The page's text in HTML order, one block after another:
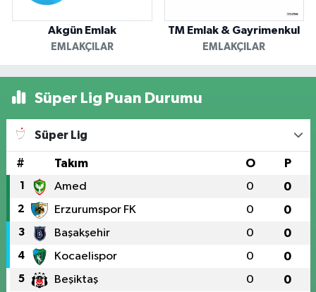
Akgün Emlak
EMLAKÇILAR
TM Emlak & Gayrimenkul
EMLAKÇILAR
Süper Lig Puan Durumu
Süper Lig
# Takım O P
1 Amed 0 0
2 Erzurumspor FK 0 0
3 Başakşehir 0 0
4 Kocaelispor 0 0
5 Beşiktaş 0 0